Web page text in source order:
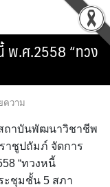
พ.ศ.2558 “ทวง
ความ
สถาบันพัฒนาวิชาชีพ
าชูปถัมภ์ จัดการ
“ทวงหนี้
ะชุมชั้น 5 สภา